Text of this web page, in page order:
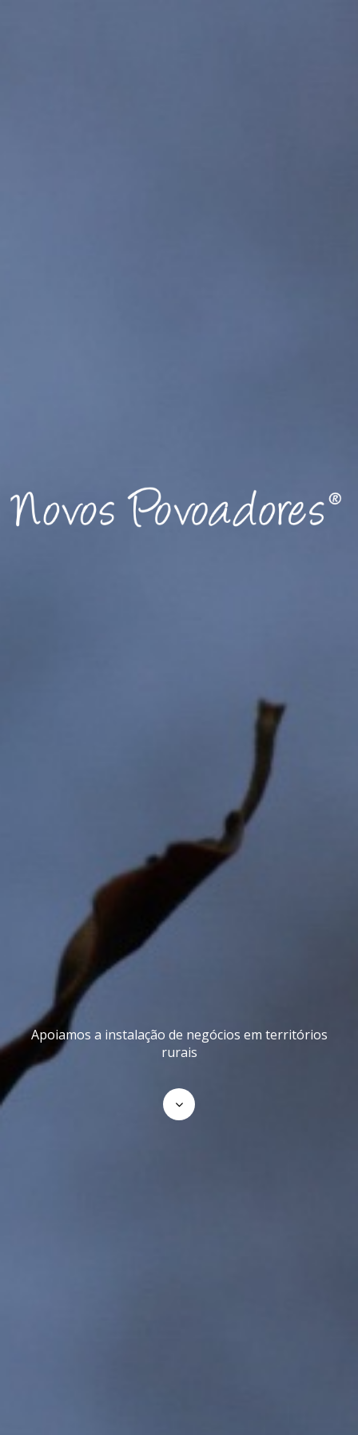
Apoiamos a instalação de negócios em territórios
rurais